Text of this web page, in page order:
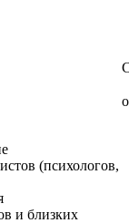
(психологов,
и близких